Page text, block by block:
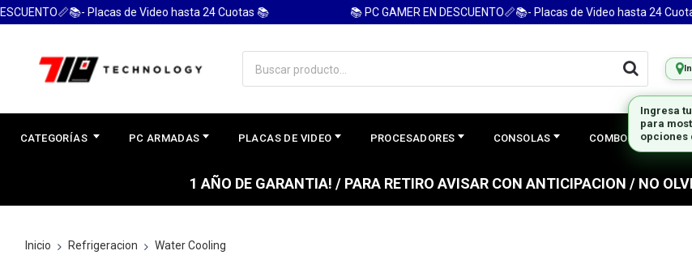
Placas de Video hasta 24 Cuotas 📚 📚 PC GAMER EN DESCUENTO📏📚- Placas de Video hasta 24 Cuotas
CATEGORÍAS PC ARMADAS PLACAS DE VIDEO PROCESADORES CONSOLAS COMBOS
1 AÑO DE GARANTIA! / PARA RETIRO AVISAR CON ANTICIPACION / NO
Inicio Refrigeracion Water Cooling
Ingresa tu
para
opciones